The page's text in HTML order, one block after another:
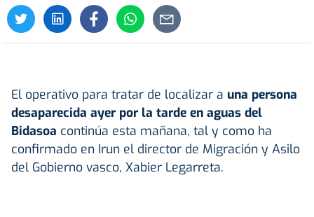
El operativo para tratar de localizar a una persona
desaparecida ayer por la tarde en aguas del
Bidasoa continúa esta mañana, tal y como ha
confirmado en Irun el director de Migración y Asilo
del Gobierno vasco, Xabier Legarreta.